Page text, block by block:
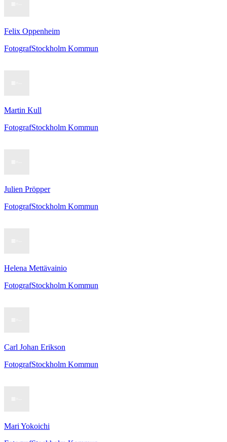
Felix Oppenheim
FotografStockholm Kommun
Martin Kull
FotografStockholm Kommun
Julien Pröpper
FotografStockholm Kommun
Helena Mettävainio
FotografStockholm Kommun
Carl Johan Erikson
FotografStockholm Kommun
Mari Yokoichi